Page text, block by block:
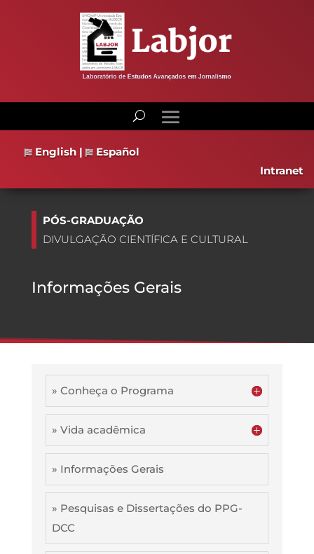
English |
Español
Intranet
PÓS-GRADUAÇÃO
DIVULGAÇÃO CIENTÍFICA E CULTURAL
Informações Gerais
» Conheça o Programa
» Vida acadêmica
» Informações Gerais
» Pesquisas e Dissertações do PPG-
DCC